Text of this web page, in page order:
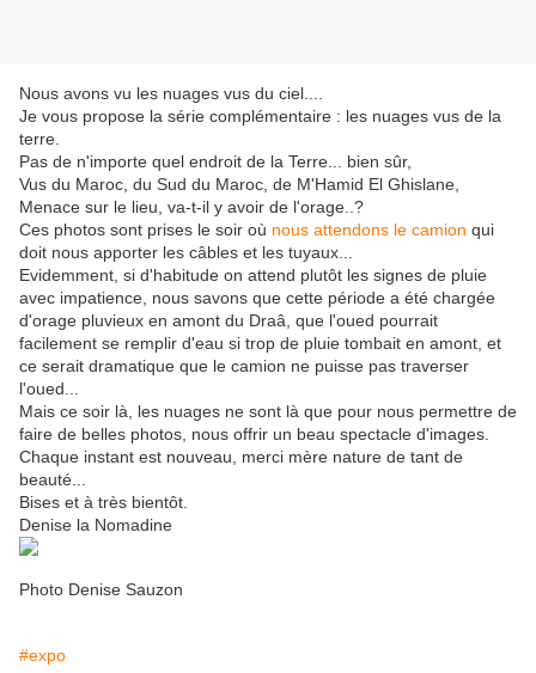
Nous avons vu les nuages vus du ciel....
Je vous propose la série complémentaire : les nuages vus de la
terre.
Pas de n'importe quel endroit de la Terre... bien sûr,
Vus du Maroc, du Sud du Maroc, de M'Hamid El Ghislane,
Menace sur le lieu, va-t-il y avoir de l'orage..?
Ces photos sont prises le soir où nous attendons le camion qui
doit nous apporter les câbles et les tuyaux...
Evidemment, si d'habitude on attend plutôt les signes de pluie
avec impatience, nous savons que cette période a été chargée
d'orage pluvieux en amont du Draâ, que l'oued pourrait
facilement se remplir d'eau si trop de pluie tombait en amont, et
ce serait dramatique que le camion ne puisse pas traverser
l'oued...
Mais ce soir là, les nuages ne sont là que pour nous permettre de
faire de belles photos, nous offrir un beau spectacle d'images.
Chaque instant est nouveau, merci mère nature de tant de
beauté...
Bises et à très bientôt.
Denise la Nomadine
Photo Denise Sauzon
#expo